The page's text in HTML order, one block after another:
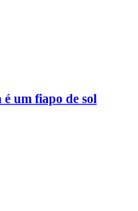
um fiapo de sol